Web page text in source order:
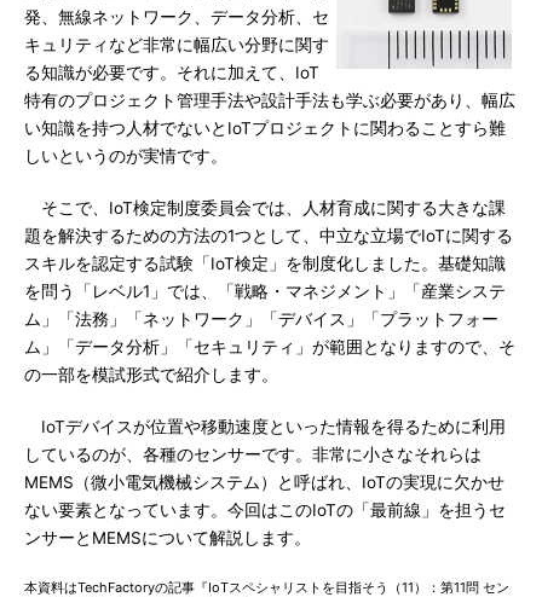
発、無線ネットワーク、データ分析、セ
キュリティなど非常に幅広い分野に関す
る知識が必要です。それに加えて、IoT
特有のプロジェクト管理手法や設計手法も学ぶ必要があり、幅広
い知識を持つ人材でないとIoTプロジェクトに関わることすら難
しいというのが実情です。
そこで、IoT検定制度委員会では、人材育成に関する大きな課
題を解決するための方法の1つとして、中立な立場でIoTに関する
スキルを認定する試験「IoT検定」を制度化しました。基礎知識
を問う「レベル1」では、「戦略・マネジメント」「産業システ
ム」「法務」「ネットワーク」「デバイス」「プラットフォー
ム」「データ分析」「セキュリティ」が範囲となりますので、そ
の一部を模試形式で紹介します。
IoTデバイスが位置や移動速度といった情報を得るために利用
しているのが、各種のセンサーです。非常に小さなそれらは
MEMS（微小電気機械システム）と呼ばれ、IoTの実現に欠かせ
ない要素となっています。今回はこのIoTの「最前線」を担うセ
ンサーとMEMSについて解説します。
本資料はTechFactoryの記事『IoTスペシャリストを目指そう（11）：第11問 セン